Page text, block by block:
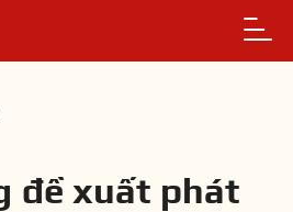
đề xuất phát